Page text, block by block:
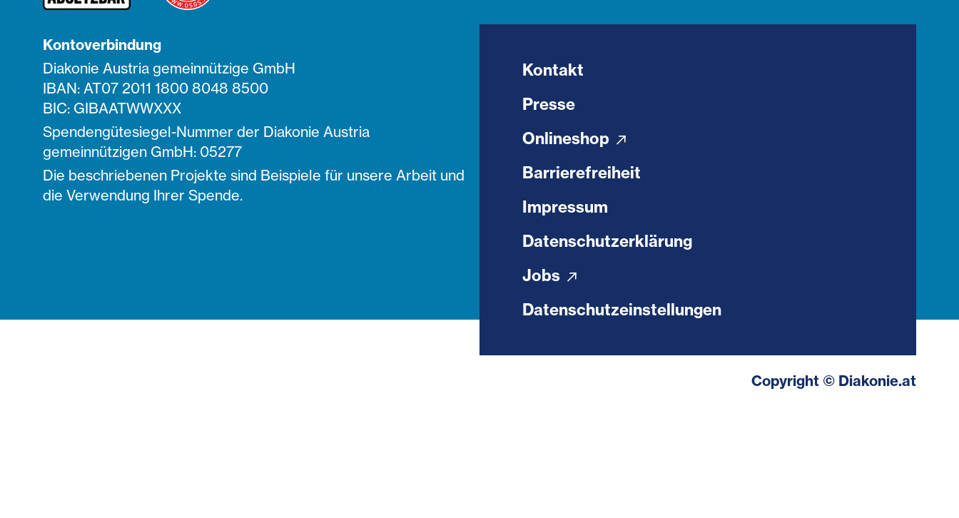
Kontoverbindung
Diakonie Austria gemeinnützige GmbH
IBAN: AT07 2011 1800 8048 8500
BIC: GIBAATWWXXX
Spendengütesiegel-Nummer der Diakonie Austria
gemeinnützigen GmbH: 05277
Die beschriebenen Projekte sind Beispiele für unsere Arbeit und
die Verwendung Ihrer Spende.
Kontakt
Presse
Onlineshop
Barrierefreiheit
Impressum
Datenschutzerklärung
Jobs
Datenschutzeinstellungen
Copyright © Diakonie.at